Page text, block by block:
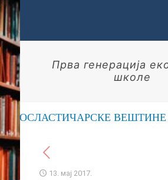
Прва генерација
школе
ВЕШТИНЕ -
13. мај 2017.